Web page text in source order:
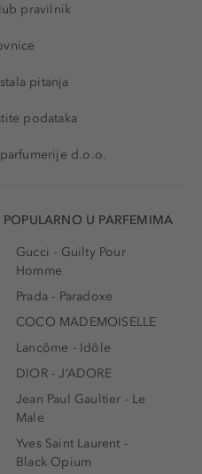
pravilnik
pitanja
podataka
d.o.o.
POPULARNO U PARFEMIMA
Gucci - Guilty Pour
Homme
Prada - Paradoxe
COCO MADEMOISELLE
Lancôme - Idôle
DIOR - J’ADORE
Jean Paul Gaultier - Le
Male
Yves Saint Laurent -
Black Opium